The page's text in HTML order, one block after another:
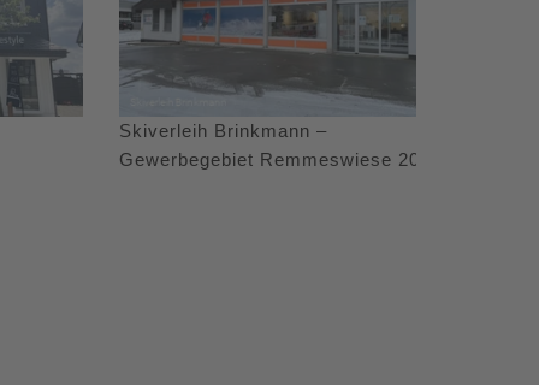
Skiverleih Brinkmann –
Gewerbegebiet Remmeswiese 20